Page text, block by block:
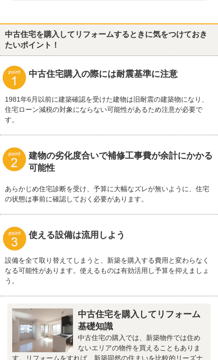
中古住宅を購入してリフォームするときに気をつけておき
たいポイント！
中古住宅購入の際には耐震基準に注意
1981年6月以前に建築確認を受けた建物は旧耐震の建築物になり、
住宅ローン減税の対象にならない可能性があるため注意が必要で
す。
建物の劣化度合いで補修工事費が余計にかかる
可能性
あらかじめ住宅診断を受け、予算に大幅なズレが無いように、住宅
の状態は事前に確認しておく必要があります。
使える設備は流用しよう
設備を全て取り替えてしまうと、新築を購入する費用と変わらなく
なる可能性があります。使えるものは有効活用し予算を抑えましょ
う。
中古住宅を購入してリフォーム
基礎知識
中古住宅の購入では、新築物件では住め
ないエリアの物件を買えることもありま
す。リフォームをすれば、新築同然の住まいを比較的リーズナ